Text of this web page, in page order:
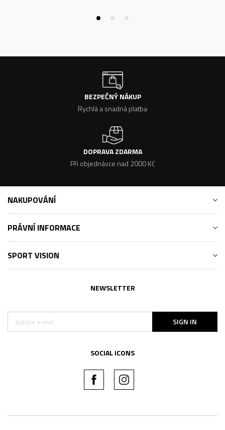
BEZPEČNÝ NÁKUP
Rychlá a snadná platba
DOPRAVA ZDARMA
Při objednávce nad 2000 Kč
NAKUPOVÁNÍ
PRÁVNÍ INFORMACE
SPORT VISION
NEWSLETTER
SIGN IN
SOCIAL ICONS